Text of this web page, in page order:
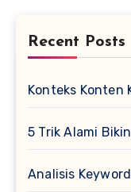
Recent Posts
Konteks Konten
5 Trik Alami
Analisis